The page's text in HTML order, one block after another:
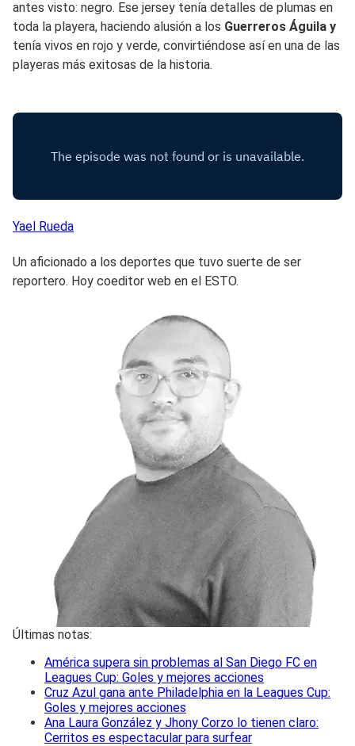
antes visto: negro. Ese jersey tenía detalles de plumas en
toda la playera, haciendo alusión a los Guerreros Águila y
tenía vivos en rojo y verde, convirtiéndose así en una de las
playeras más exitosas de la historia.
Yael Rueda
Un aficionado a los deportes que tuvo suerte de ser
reportero. Hoy coeditor web en el ESTO.
Últimas notas:
América supera sin problemas al San Diego FC en
Leagues Cup: Goles y mejores acciones
Cruz Azul gana ante Philadelphia en la Leagues Cup:
Goles y mejores acciones
Ana Laura González y Jhony Corzo lo tienen claro:
Cerritos es espectacular para surfear